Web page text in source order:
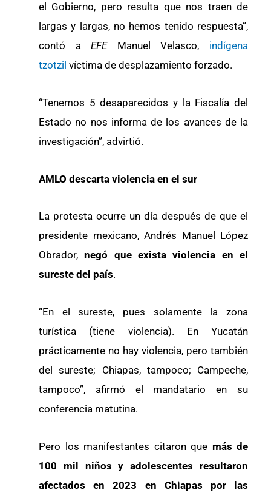
el Gobierno, pero resulta que nos traen de
largas y largas, no hemos tenido respuesta”,
contó aEFEManuel Velasco, indígena
tzotzil víctima de desplazamiento forzado.
“Tenemos 5 desaparecidos y la Fiscalía del
Estado no nos informa de los avances de la
investigación”, advirtió.
AMLO descarta violencia en el sur
La protesta ocurre un día después de que el
presidente mexicano, Andrés Manuel López
Obrador,negó que exista violencia en el
sureste del país.
“En el sureste, pues solamente la zona
turística (tiene violencia). En Yucatán
prácticamente no hay violencia, pero también
del sureste; Chiapas, tampoco; Campeche,
tampoco”, afirmó el mandatario en su
conferencia matutina.
Pero los manifestantes citaron que más de
100 mil niños y adolescentes resultaron
afectados en 2023 en Chiapas por las